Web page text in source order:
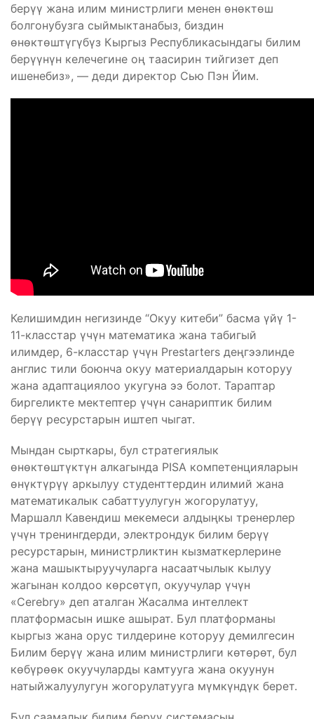
берүү жана илим министрлиги менен өнөктөш
болгонубузга сыймыктанабыз, биздин
өнөктөштүгүбүз Кыргыз Республикасындагы билим
берүүнүн келечегине оң таасирин тийгизет деп
ишенебиз», — деди директор Сью Пэн Йим.
Келишимдин негизинде “Окуу китеби” басма үйү 1-
11-класстар үчүн математика жана табигый
илимдер, 6-класстар үчүн Prestarters деңгээлинде
англис тили боюнча окуу материалдарын которуу
жана адаптациялоо укугуна ээ болот. Тараптар
биргеликте мектептер үчүн санариптик билим
берүү ресурстарын иштеп чыгат.
Мындан сырткары, бул стратегиялык
өнөктөштүктүн алкагында PISA компетенцияларын
өнүктүрүү аркылуу студенттердин илимий жана
математикалык сабаттуулугун жогорулатуу,
Маршалл Кавендиш мекемеси алдыңкы тренерлер
үчүн тренингдерди, электрондук билим берүү
ресурстарын, министрликтин кызматкерлерине
жана машыктыруучуларга насаатчылык кылуу
жагынан колдоо көрсөтүп, окуучулар үчүн
«Cerebry» деп аталган Жасалма интеллект
платформасын ишке ашырат. Бул платформаны
кыргыз жана орус тилдерине которуу демилгесин
Билим берүү жана илим министрлиги көтөрөт, бул
көбүрөөк окуучуларды камтууга жана окуунун
натыйжалуулугун жогорулатууга мүмкүндүк берет.